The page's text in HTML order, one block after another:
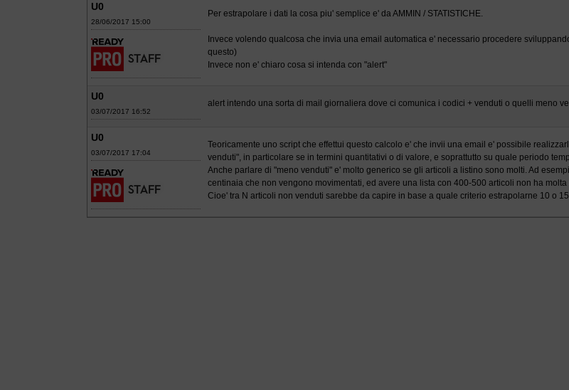
U0
28/06/2017 15:00
Per estrapolare i dati la cosa piu' semplice e' da AMMIN / STATISTICHE.
Invece volendo qualcosa che invia una email automatica e' necessario procedere
questo)
Invece non e' chiaro cosa si intenda con "alert"
U0
03/07/2017 16:52
alert intendo una sorta di mail giornaliera dove ci comunica i codici + venduti o quelli meno
U0
03/07/2017 17:04
Teoricamente uno script che effettui questo calcolo e' che invii una email e' possibile
venduti", in particolare se in termini quantitativi o di valore, e soprattutto su quale periodo
Anche parlare di "meno venduti" e' molto generico se gli articoli a listino sono molti. Ad
centinaia che non vengono movimentati, ed avere una lista con 400-500 articoli non ha molta
Cioe' tra N articoli non venduti sarebbe da capire in base a quale criterio estrapolarne 10 o